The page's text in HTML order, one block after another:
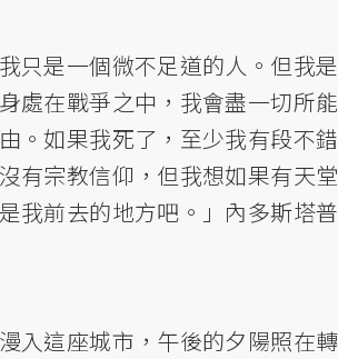
只是一個微不足道的人。但我是
處在戰爭之中，我會盡一切所能
。如果我死了，至少我有段不錯
有宗教信仰，但我想如果有天堂
我前去的地方吧。」內多斯塔普
入這座城市，午後的夕陽照在轉